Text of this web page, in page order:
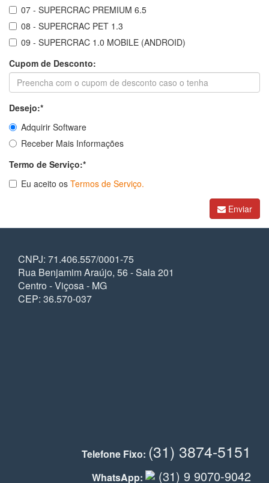
07 - SUPERCRAC PREMIUM 6.5
08 - SUPERCRAC PET 1.3
09 - SUPERCRAC 1.0 MOBILE (ANDROID)
Cupom de Desconto:
Desejo:*
Adquirir Software
Receber Mais Informações
Termo de Serviço:*
Eu aceito os Termos de Serviço.
Enviar
CNPJ: 71.406.557/0001-75
Rua Benjamim Araújo, 56 - Sala 201
Centro - Viçosa - MG
CEP: 36.570-037
Telefone Fixo: (31) 3874-5151
WhatsApp: (31) 9 9070-9042